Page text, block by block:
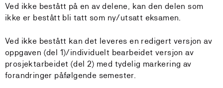
Ved ikke bestått på en av delene, kan den delen som
ikke er bestått bli tatt som ny/utsatt eksamen.
Ved ikke bestått kan det leveres en redigert versjon av
oppgaven (del 1)/individuelt bearbeidet versjon av
prosjektarbeidet (del 2) med tydelig markering av
forandringer påfølgende semester.